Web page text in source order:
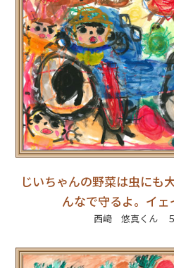
じいちゃんの野菜は虫にも
んなで守るよ。イェ
西﨑 悠真くん ５